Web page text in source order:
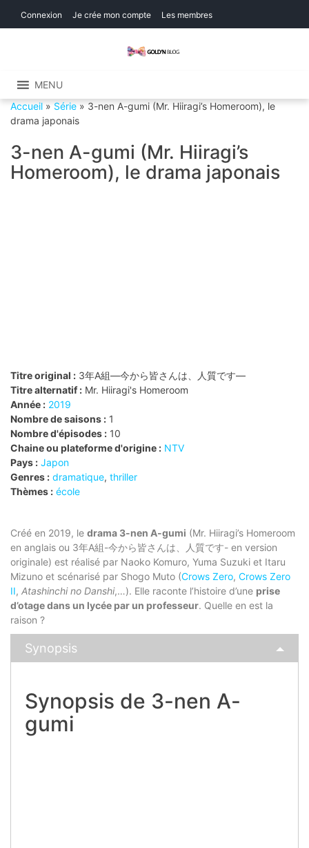
Connexion Je crée mon compte Les membres
MENU
Accueil » Série » 3-nen A-gumi (Mr. Hiiragi’s Homeroom), le
drama japonais
3-nen A-gumi (Mr. Hiiragi’s
Homeroom), le drama japonais
Titre original : 3年A組―今から皆さんは、人質です―
Titre alternatif : Mr. Hiiragi's Homeroom
Année : 2019
Nombre de saisons : 1
Nombre d'épisodes : 10
Chaine ou plateforme d'origine : NTV
Pays : Japon
Genres : dramatique, thriller
Thèmes : école
Créé en 2019, le drama 3-nen A-gumi (Mr. Hiiragi’s Homeroom
en anglais ou 3年A組-今から皆さんは、人質です- en version
originale) est réalisé par Naoko Komuro, Yuma Suzuki et Itaru
Mizuno et scénarisé par Shogo Muto (Crows Zero, Crows Zero
II, Atashinchi no Danshi,…). Elle raconte l’histoire d’une prise
d’otage dans un lycée par un professeur. Quelle en est la
raison ?
Synopsis
Synopsis de 3-nen A-
gumi